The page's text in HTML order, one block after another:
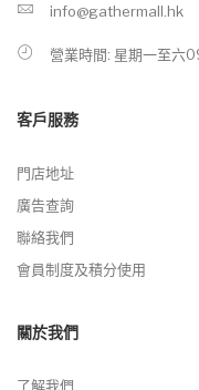
info@gathermall.hk
營業時間: 星期一至六
客戶服務
門店地址
廣告查詢
聯絡我們
會員制度及積分使用
關於我們
了解我們